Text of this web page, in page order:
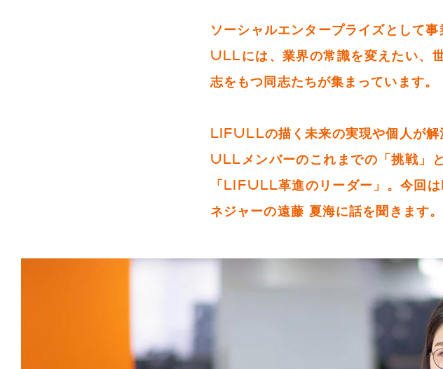
ソーシャルエンタープライズとして
ULLには、業界の常識を変えたい、
志をもつ同志たちが集まっています。
LIFULLの描く未来の実現や個人が解
ULLメンバーのこれまでの「挑戦」
「LIFULL革進のリーダー」。今回
ネジャーの遠藤 夏海に話を聞きます。